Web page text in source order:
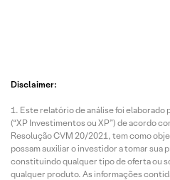
Disclaimer:
Este relatório de análise foi elaborado
(“XP Investimentos ou XP”) de acordo
Resolução CVM 20/2021, tem como
possam auxiliar o investidor a tomar sua
constituindo qualquer tipo de oferta ou
qualquer produto. As informações